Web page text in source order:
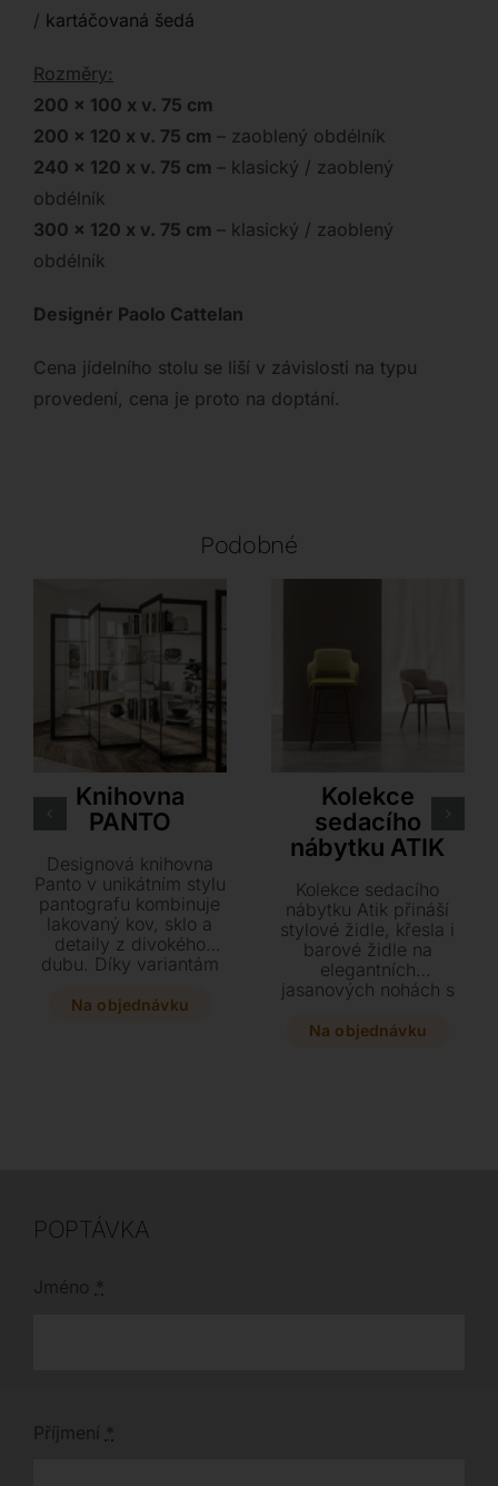
/ kartáčovaná šedá
Rozměry:
200 x 100 x v. 75 cm
200 x 120 x v. 75 cm – zaoblený obdélník
240 x 120 x v. 75 cm – klasický / zaoblený
obdélník
300 x 120 x v. 75 cm – klasický / zaoblený
obdélník
Designér Paolo Cattelan
Cena jídelního stolu se liší v závislosti na typu
provedení, cena je proto na doptání.
Podobné
Knihovna
PANTO
Designová knihovna
Panto v unikátním stylu
pantografu kombinuje
lakovaný kov, sklo a
detaily z divokého
dubu. Díky variantám
do prostoru se skvěle
Na objednávku
Kolekce
sedacího
nábytku ATIK
Kolekce sedacího
nábytku Atik přináší
stylové židle, křesla i
barové židle na
elegantních
jasanových nohách s
područkami. Vyberte si
Na objednávku
POPTÁVKA
Jméno *
Příjmení *